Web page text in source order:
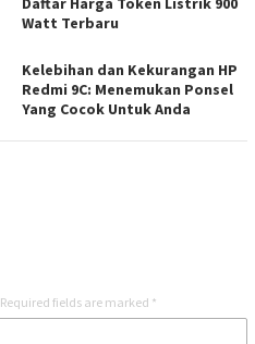
Watt Terbaru
Kelebihan dan Kekurangan HP
Redmi 9C: Menemukan Ponsel
Yang Cocok Untuk Anda
Required fields are marked *